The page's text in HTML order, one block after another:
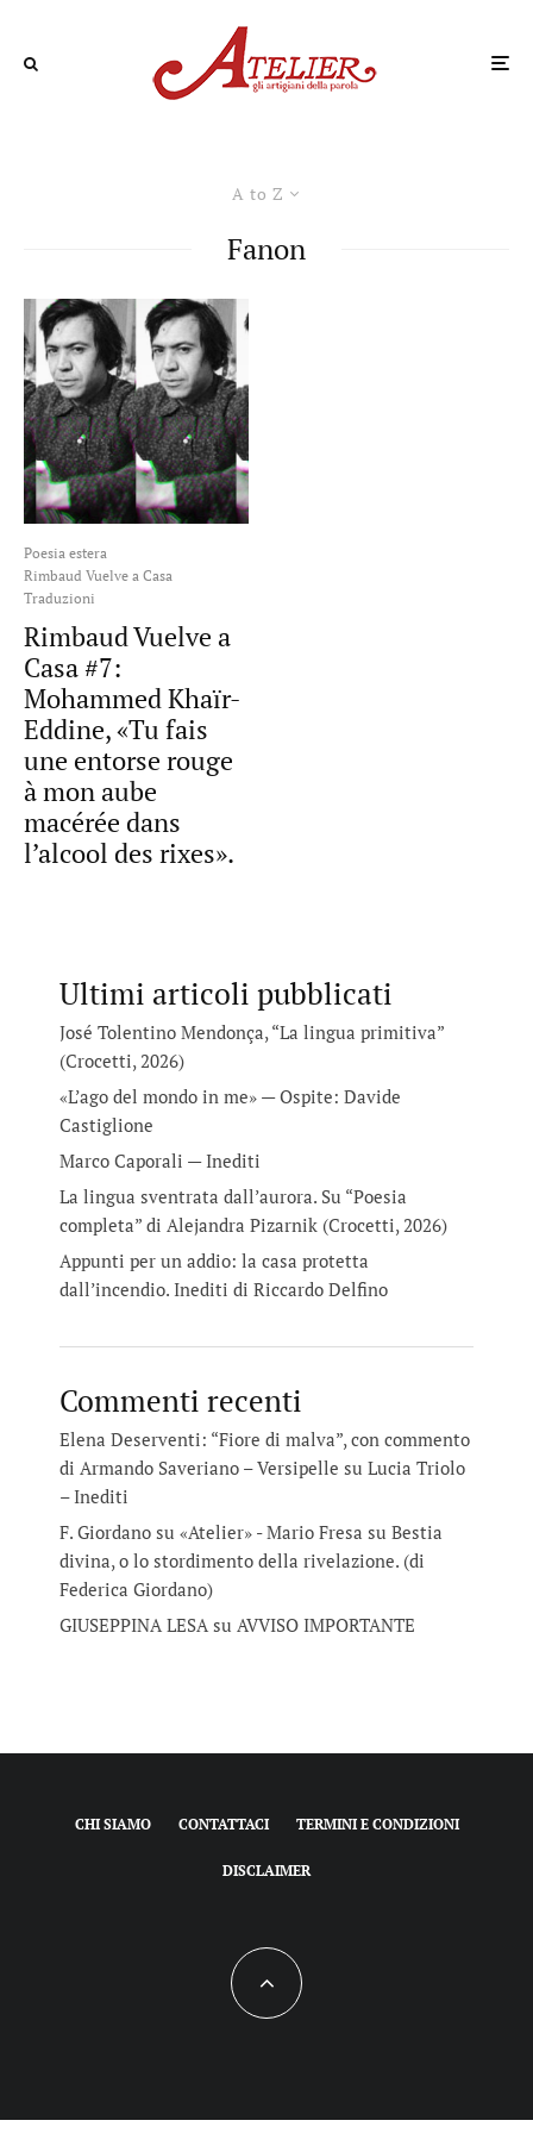
A to Z
Fanon
Poesia estera
Rimbaud Vuelve a Casa
Traduzioni
Rimbaud Vuelve a
Casa #7:
Mohammed Khaïr-
Eddine, «Tu fais
une entorse rouge
à mon aube
macérée dans
l’alcool des rixes».
Ultimi articoli pubblicati
José Tolentino Mendonça, “La lingua primitiva”
(Crocetti, 2026)
«L’ago del mondo in me» — Ospite: Davide
Castiglione
Marco Caporali — Inediti
La lingua sventrata dall’aurora. Su “Poesia
completa” di Alejandra Pizarnik (Crocetti, 2026)
Appunti per un addio: la casa protetta
dall’incendio. Inediti di Riccardo Delfino
Commenti recenti
Elena Deserventi: “Fiore di malva”, con commento
di Armando Saveriano – Versipelle su Lucia Triolo
– Inediti
F. Giordano su «Atelier» - Mario Fresa su Bestia
divina, o lo stordimento della rivelazione. (di
Federica Giordano)
GIUSEPPINA LESAsu AVVISO IMPORTANTE
CHI SIAMO CONTATTACI TERMINI E CONDIZIONI
DISCLAIMER